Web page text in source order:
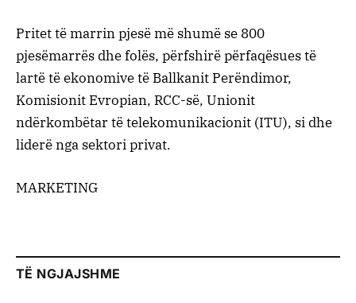
Pritet të marrin pjesë më shumë se 800
pjesëmarrës dhe folës, përfshirë përfaqësues të
lartë të ekonomive të Ballkanit Perëndimor,
Komisionit Evropian, RCC-së, Unionit
ndërkombëtar të telekomunikacionit (ITU), si dhe
liderë nga sektori privat.
MARKETING
TË NGJAJSHME